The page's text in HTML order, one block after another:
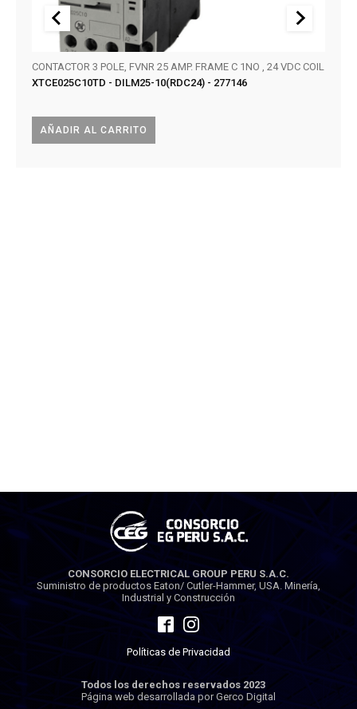
AÑADIR AL CARRITO
CONTACTOR 3 POLE, FVNR 25 AMP. FRAME C 1NO , 24 VDC COIL
XTCE025C10TD - DILM25-10(RDC24) - 277146
CONSORCIO ELECTRICAL GROUP PERU S.A.C.
Suministro de productos Eaton/ Cutler-Hammer, USA. Minería,
Industrial y Construcción
Políticas de Privacidad
Todos los derechos reservados 2023
Página web desarrollada por Gerco Digital